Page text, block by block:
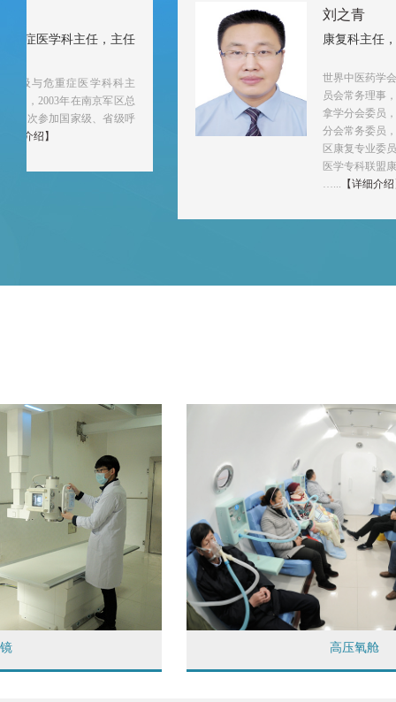
症医学科主任，主任
与危重症医学科科主
03年在南京军区总
次参加国家级、省级呼
介绍】
刘之青
康复科主任，副
世界中医药学会联
员会常务理事，宿
拿学分会委员，宿
分会常务委员，江
区康复专业委员会
医学专科联盟康复
【详细介绍】
高压氧舱